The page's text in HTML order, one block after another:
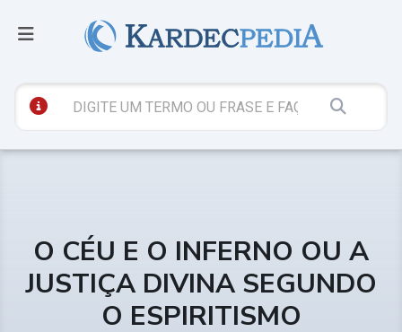
O CÉU E O INFERNO OU A
JUSTIÇA DIVINA SEGUNDO
O ESPIRITISMO